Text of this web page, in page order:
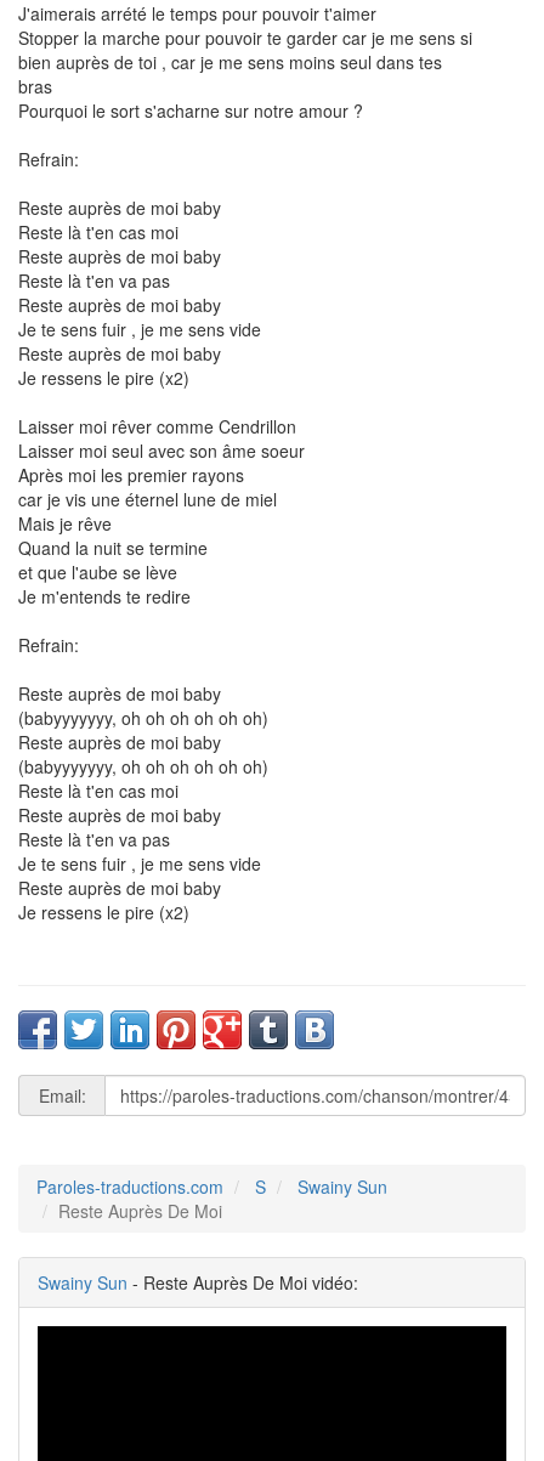
J'aimerais arrété le temps pour pouvoir t'aimer
Stopper la marche pour pouvoir te garder car je me sens si
bien auprès de toi , car je me sens moins seul dans tes
bras
Pourquoi le sort s'acharne sur notre amour ?
Refrain:
Reste auprès de moi baby
Reste là t'en cas moi
Reste auprès de moi baby
Reste là t'en va pas
Reste auprès de moi baby
Je te sens fuir , je me sens vide
Reste auprès de moi baby
Je ressens le pire (x2)
Laisser moi rêver comme Cendrillon
Laisser moi seul avec son âme soeur
Après moi les premier rayons
car je vis une éternel lune de miel
Mais je rêve
Quand la nuit se termine
et que l'aube se lève
Je m'entends te redire
Refrain:
Reste auprès de moi baby
(babyyyyyyy, oh oh oh oh oh oh)
Reste auprès de moi baby
(babyyyyyyy, oh oh oh oh oh oh)
Reste là t'en cas moi
Reste auprès de moi baby
Reste là t'en va pas
Je te sens fuir , je me sens vide
Reste auprès de moi baby
Je ressens le pire (x2)
Email:
Paroles-traductions.com S
Swainy Sun
Reste Auprès De Moi
Swainy Sun - Reste Auprès De Moi vidéo: